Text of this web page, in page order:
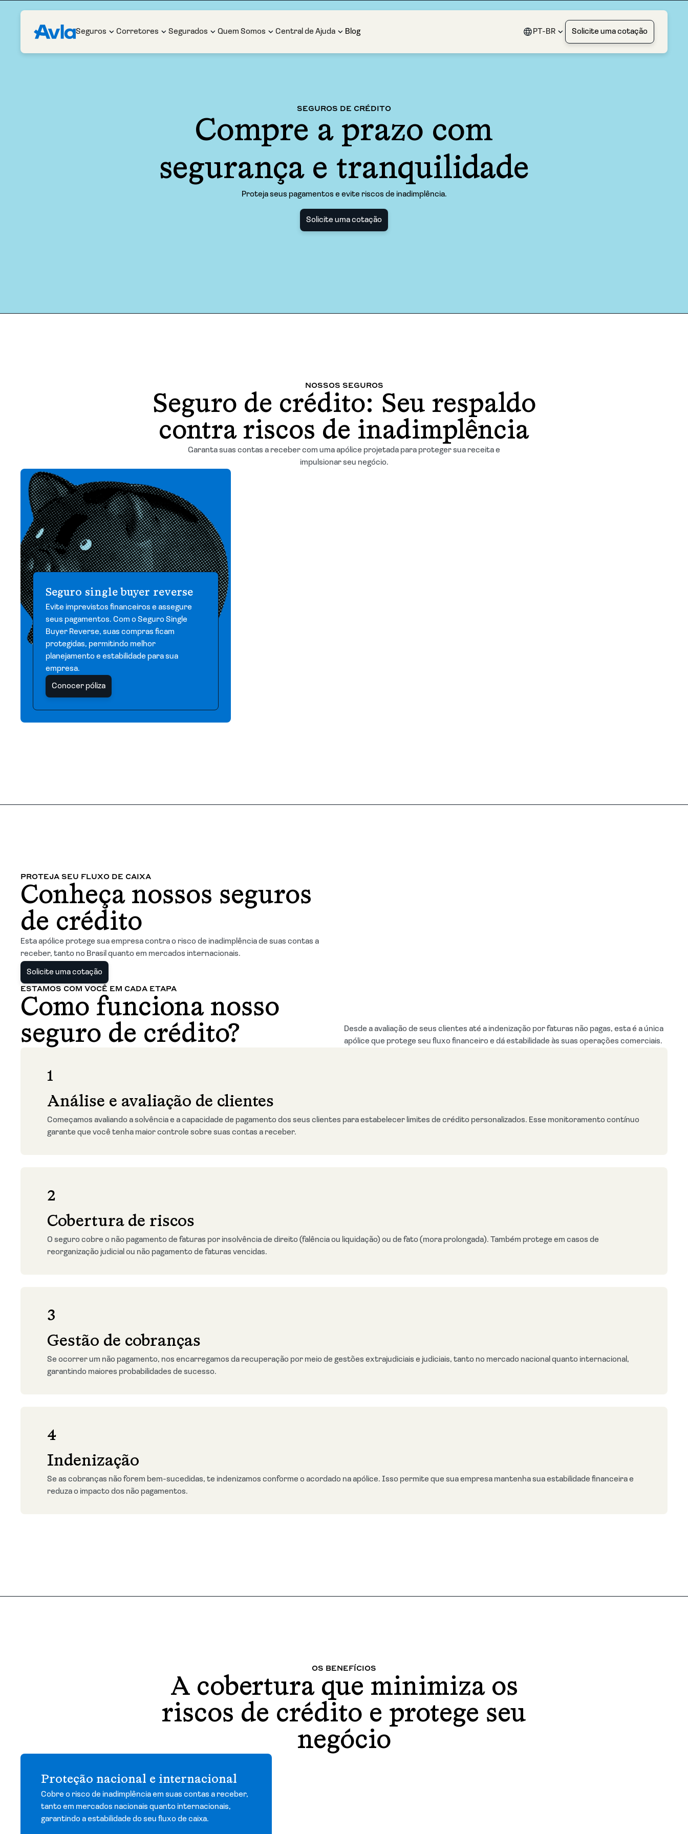
Seguros Corretores Segurados Quem Somos Central de Ajuda Blog PT-BR Solicite uma cotação
SEGUROS DE CRÉDITO
Compre a prazo com
segurança e tranquilidade
Proteja seus pagamentos e evite riscos de inadimplência.
Solicite uma cotação
NOSSOS SEGUROS
Seguro de crédito: Seu respaldo
contra riscos de inadimplência
Garanta suas contas a receber com uma apólice projetada para proteger sua receita e
impulsionar seu negócio.
Seguro single buyer reverse
Evite imprevistos financeiros e assegure
seus pagamentos. Com o Seguro Single
Buyer Reverse, suas compras ficam
protegidas, permitindo melhor
planejamento e estabilidade para sua
empresa.
Conocer póliza
PROTEJA SEU FLUXO DE CAIXA
Conheça nossos seguros
de crédito
Esta apólice protege sua empresa contra o risco de inadimplência de suas contas a
receber, tanto no Brasil quanto em mercados internacionais.
Solicite uma cotação
ESTAMOS COM VOCÊ EM CADA ETAPA
Como funciona nosso
seguro de crédito?
Desde a avaliação de seus clientes até a indenização por faturas não pagas, esta é a única
apólice que protege seu fluxo financeiro e dá estabilidade às suas operações comerciais.
1
Análise e avaliação de clientes
Começamos avaliando a solvência e a capacidade de pagamento dos seus clientes para estabelecer limites de crédito personalizados. Esse monitoramento contínuo
garante que você tenha maior controle sobre suas contas a receber.
2
Cobertura de riscos
O seguro cobre o não pagamento de faturas por insolvência de direito (falência ou liquidação) ou de fato (mora prolongada). Também protege em casos de
reorganização judicial ou não pagamento de faturas vencidas.
3
Gestão de cobranças
Se ocorrer um não pagamento, nos encarregamos da recuperação por meio de gestões extrajudiciais e judiciais, tanto no mercado nacional quanto internacional,
garantindo maiores probabilidades de sucesso.
4
Indenização
Se as cobranças não forem bem-sucedidas, te indenizamos conforme o acordado na apólice. Isso permite que sua empresa mantenha sua estabilidade financeira e
reduza o impacto dos não pagamentos.
OS BENEFÍCIOS
A cobertura que minimiza os
riscos de crédito e protege seu
negócio
Proteção nacional e internacional
Cobre o risco de inadimplência em suas contas a receber,
tanto em mercados nacionais quanto internacionais,
garantindo a estabilidade do seu fluxo de caixa.